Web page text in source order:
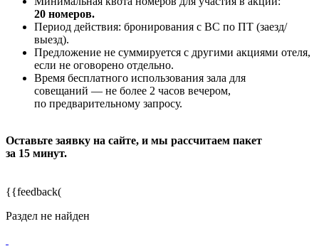
20 номеров.
Период действия: бронирования с ВС по ПТ (заезд/
выезд).
Предложение не суммируется с другими акциями отеля,
если не оговорено отдельно.
Время бесплатного использования зала для
совещаний — не более 2 часов вечером,
по предварительному запросу.
Оставьте заявку на сайте, и мы рассчитаем пакет
за 15 минут.
{{feedback(
Раздел не найден